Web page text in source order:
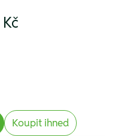
Koupit ihned